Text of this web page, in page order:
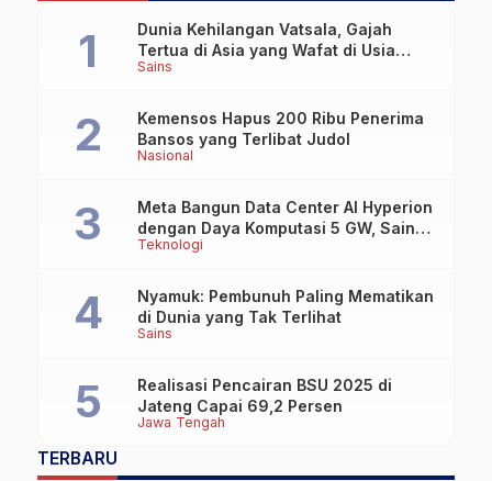
Sains
Dunia Kehilangan Vatsala, Gajah
Tertua di Asia yang Wafat di Usia
Lebih dari 100 Tahun
Nasional
Kemensos Hapus 200 Ribu Penerima
Bansos yang Terlibat Judol
Teknologi
Meta Bangun Data Center AI Hyperion
dengan Daya Komputasi 5 GW, Saingi
OpenAI dan Google
Sains
Nyamuk: Pembunuh Paling Mematikan
di Dunia yang Tak Terlihat
Jawa Tengah
Realisasi Pencairan BSU 2025 di
Jateng Capai 69,2 Persen
TERBARU